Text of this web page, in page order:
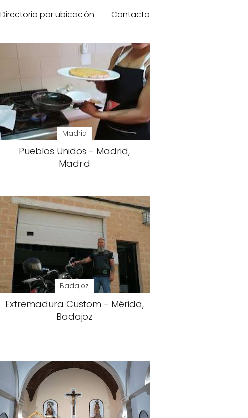
Directorio por ubicación Contacto
Madrid
Pueblos Unidos - Madrid,
Madrid
Badajoz
Extremadura Custom - Mérida,
Badajoz